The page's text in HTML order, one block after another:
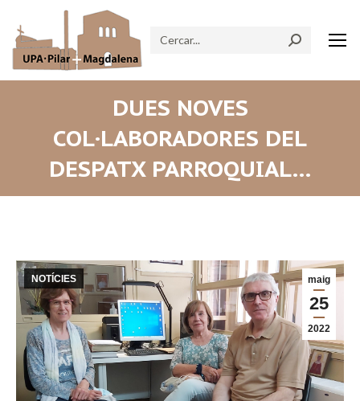
Search:
DUES NOVES
COL·LABORADORES DEL
DESPATX PARROQUIAL…
maig
25
2022
NOTÍCIES